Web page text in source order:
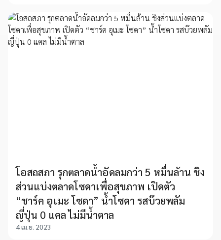
โอสถสภา รุกตลาดน้ำอัดลมกว่า 5 หมื่นล้าน ชิง
ส่วนแบ่งตลาดโซดาเพื่อสุขภาพ เปิดตัว
“ชาร์ค อุเมะ โซดา” น้ำโซดา รสบ๊วยพลัม
ญี่ปุ่น 0 แคล ไม่มีน้ำตาล
4 เม.ย. 2023